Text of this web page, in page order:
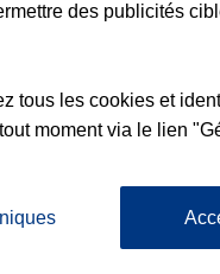
des publicités
tous les cookies et
moment via le lien